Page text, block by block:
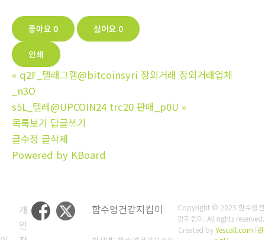
좋아요 0 싫어요 0
인쇄
« q2F_텔래그램@bitcoinsyri 장외거래 장외거래업체
_n3O
s5L_텔레@UPCOIN24 trc20 판매_p0U »
목록보기 답글쓰기
글수정 글삭제
Powered by KBoard
개
인
함수영건강지킴이
Copyright © 2025 함수영건
강지킴이. All rights reserved.
Created byYescall.com [관